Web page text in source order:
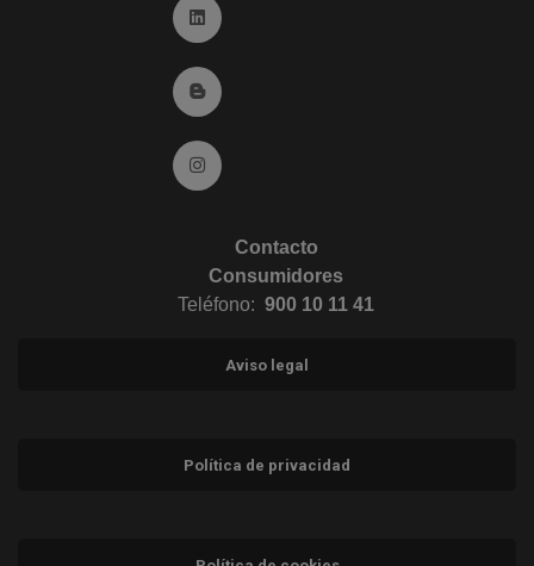
Ir a Linkedin (abre en ventana nueva)
Ir al Blog (abre en ventana nueva)
Ir a Instagram (abre en ventana nueva)
Contacto
Consumidores
Teléfono: 900 10 11 41
Aviso legal
Política de privacidad